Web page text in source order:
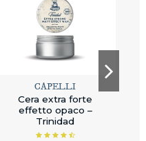
CAPELLI
Cera extra forte
effetto opaco –
Trinidad